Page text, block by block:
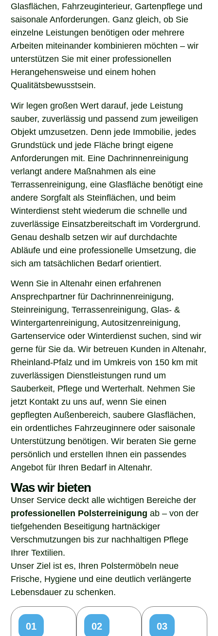
Glasflächen, Fahrzeuginterieur, Gartenpflege und
saisonale Anforderungen. Ganz gleich, ob Sie
einzelne Leistungen benötigen oder mehrere
Arbeiten miteinander kombinieren möchten – wir
unterstützen Sie mit einer professionellen
Herangehensweise und einem hohen
Qualitätsbewusstsein.
Wir legen großen Wert darauf, jede Leistung
sauber, zuverlässig und passend zum jeweiligen
Objekt umzusetzen. Denn jede Immobilie, jedes
Grundstück und jede Fläche bringt eigene
Anforderungen mit. Eine Dachrinnenreinigung
verlangt andere Maßnahmen als eine
Terrassenreinigung, eine Glasfläche benötigt eine
andere Sorgfalt als Steinflächen, und beim
Winterdienst steht wiederum die schnelle und
zuverlässige Einsatzbereitschaft im Vordergrund.
Genau deshalb setzen wir auf durchdachte
Abläufe und eine professionelle Umsetzung, die
sich am tatsächlichen Bedarf orientiert.
Wenn Sie in Altenahr einen erfahrenen
Ansprechpartner für Dachrinnenreinigung,
Steinreinigung, Terrassenreinigung, Glas- &
Wintergartenreinigung, Autositzenreinigung,
Gartenservice oder Winterdienst suchen, sind wir
gerne für Sie da. Wir betreuen Kunden in Altenahr,
Rheinland-Pfalz und im Umkreis von 150 km mit
zuverlässigen Dienstleistungen rund um
Sauberkeit, Pflege und Werterhalt. Nehmen Sie
jetzt Kontakt zu uns auf, wenn Sie einen
gepflegten Außenbereich, saubere Glasflächen,
ein ordentliches Fahrzeuginnere oder saisonale
Unterstützung benötigen. Wir beraten Sie gerne
persönlich und erstellen Ihnen ein passendes
Angebot für Ihren Bedarf in Altenahr.
Was wir bieten
Unser Service deckt alle wichtigen Bereiche der
professionellen Polsterreinigung ab – von der
tiefgehenden Beseitigung hartnäckiger
Verschmutzungen bis zur nachhaltigen Pflege
Ihrer Textilien.
Unser Ziel ist es, Ihren Polstermöbeln neue
Frische, Hygiene und eine deutlich verlängerte
Lebensdauer zu schenken.
01
02
03